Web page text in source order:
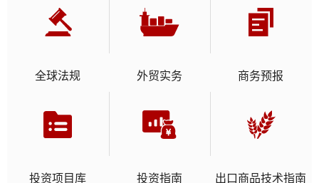
全球法规 外贸实务 商务预报
投资项目库 投资指南 出口商品技术指南